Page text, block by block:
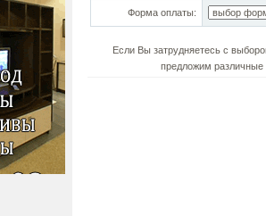
Форма оплаты:
Если Вы затрудняетесь с
предложим различные